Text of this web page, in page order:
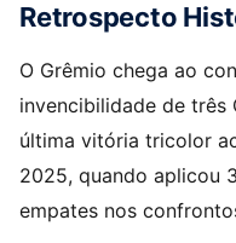
Retrospecto
O Grêmio chega ao
invencibilidade de três
última vitória tricolor
2025, quando aplicou
empates nos